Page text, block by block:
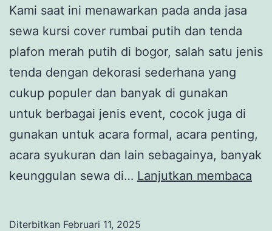
Kami saat ini menawarkan pada anda jasa
sewa kursi cover rumbai putih dan tenda
plafon merah putih di bogor, salah satu jenis
tenda dengan dekorasi sederhana yang
cukup populer dan banyak di gunakan
untuk berbagai jenis event, cocok juga di
gunakan untuk acara formal, acara penting,
acara syukuran dan lain sebagainya, banyak
keunggulan sewa di… Lanjutkan membaca
Diterbitkan Februari 11, 2025